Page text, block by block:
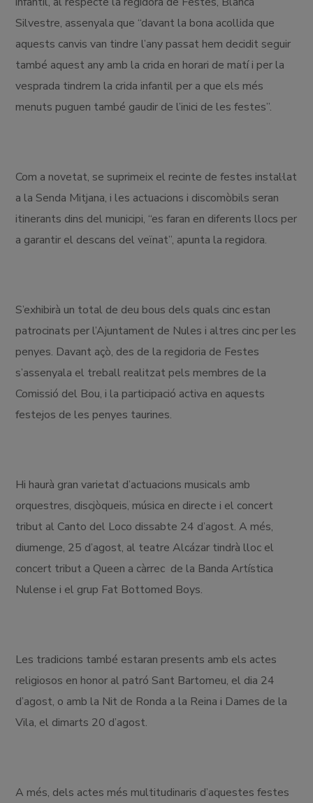
Silvestre, assenyala que “davant la bona acollida que
aquests canvis van tindre l’any passat hem decidit seguir
també aquest any amb la crida en horari de matí i per la
vesprada tindrem la crida infantil per a que els més
menuts puguen també gaudir de l’inici de les festes”.
Com a novetat, se suprimeix el recinte de festes instal·lat
a la Senda Mitjana, i les actuacions i discomòbils seran
itinerants dins del municipi, “es faran en diferents llocs per
a garantir el descans del veïnat”, apunta la regidora.
S’exhibirà un total de deu bous dels quals cinc estan
patrocinats per l’Ajuntament de Nules i altres cinc per les
penyes. Davant açò, des de la regidoria de Festes
s’assenyala el treball realitzat pels membres de la
Comissió del Bou, i la participació activa en aquests
festejos de les penyes taurines.
Hi haurà gran varietat d’actuacions musicals amb
orquestres, discjòqueis, música en directe i el concert
tribut al Canto del Loco dissabte 24 d’agost. A més,
diumenge, 25 d’agost, al teatre Alcázar tindrà lloc el
concert tribut a Queen a càrrec de la Banda Artística
Nulense i el grup Fat Bottomed Boys.
Les tradicions també estaran presents amb els actes
religiosos en honor al patró Sant Bartomeu, el dia 24
d’agost, o amb la Nit de Ronda a la Reina i Dames de la
Vila, el dimarts 20 d’agost.
A més, dels actes més multitudinaris d’aquestes festes